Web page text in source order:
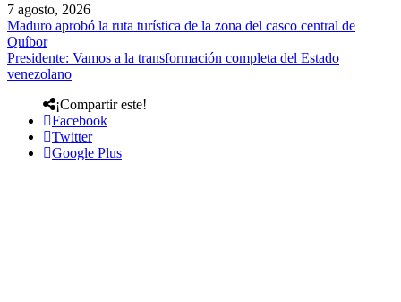
7 agosto, 2026
Maduro aprobó la ruta turística de la zona del casco central de
Quíbor
Presidente: Vamos a la transformación completa del Estado
venezolano
¡Compartir este!
Facebook
Twitter
Google Plus